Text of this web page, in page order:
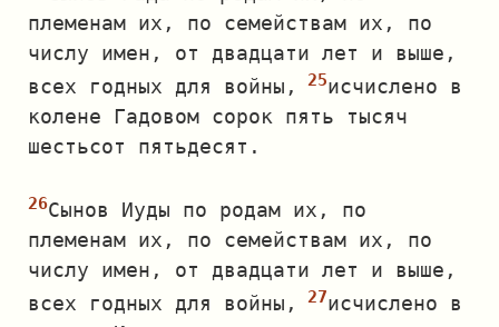
племенам их, по семействам их, по
числу имен, от двадцати лет и выше,
всех годных для войны,
исчислено в
колене Гадовом сорок пять тысяч
шестьсот пятьдесят.
Сынов Иуды по родам их, по
племенам их, по семействам их, по
числу имен, от двадцати лет и выше,
всех годных для войны,
исчислено в